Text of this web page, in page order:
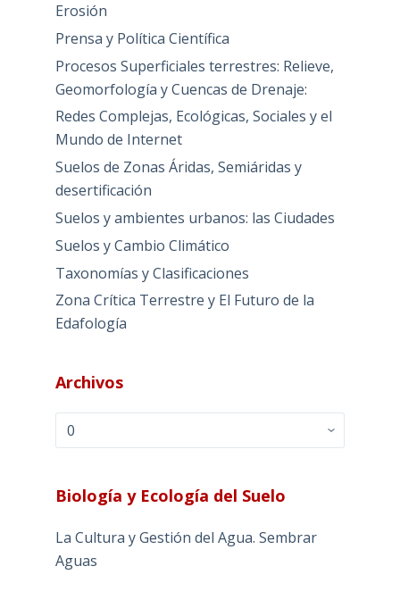
Erosión
Prensa y Política Científica
Procesos Superficiales terrestres: Relieve,
Geomorfología y Cuencas de Drenaje:
Redes Complejas, Ecológicas, Sociales y el
Mundo de Internet
Suelos de Zonas Áridas, Semiáridas y
desertificación
Suelos y ambientes urbanos: las Ciudades
Suelos y Cambio Climático
Taxonomías y Clasificaciones
Zona Crítica Terrestre y El Futuro de la
Edafología
Archivos
Archivos
Biología y Ecología del Suelo
La Cultura y Gestión del Agua. Sembrar
Aguas